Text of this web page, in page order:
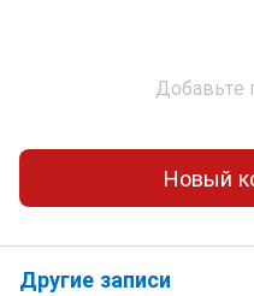
Добавьте
Новый
Другие записи